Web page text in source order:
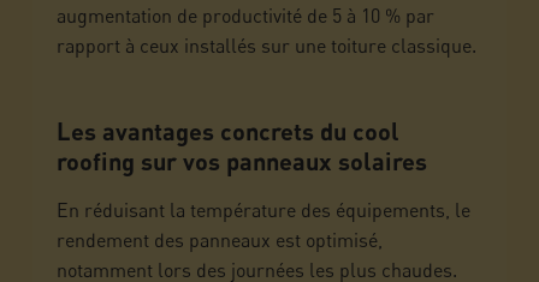
augmentation de productivité de 5 à 10 % par
rapport à ceux installés sur une toiture classique.
Les avantages concrets du cool
roofing sur vos panneaux solaires
En réduisant la température des équipements, le
rendement des panneaux est optimisé,
notamment lors des journées les plus chaudes.